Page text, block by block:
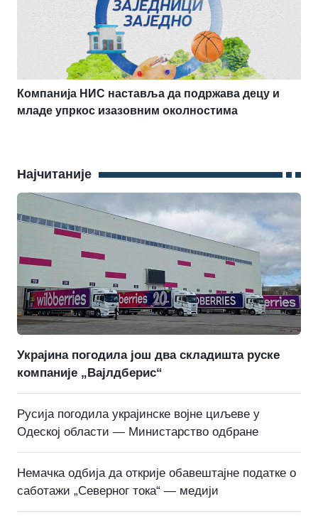
Компанија НИС наставља да подржава децу и
младе упркос изазовним околностима
Најчитаније
Украјина погодила још два складишта руске
компаније „Вајлдберис“
Русија погодила украјинске војне циљеве у
Одеској области — Министарство одбране
Немачка одбија да открије обавештајне податке о
саботажи „Северног тока“ — медији